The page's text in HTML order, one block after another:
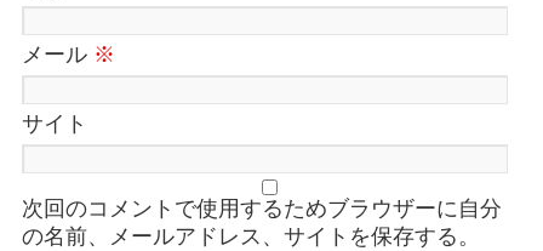
メール ※
サイト
次回のコメントで使用するためブラウザーに自分
の名前、メールアドレス、サイトを保存する。